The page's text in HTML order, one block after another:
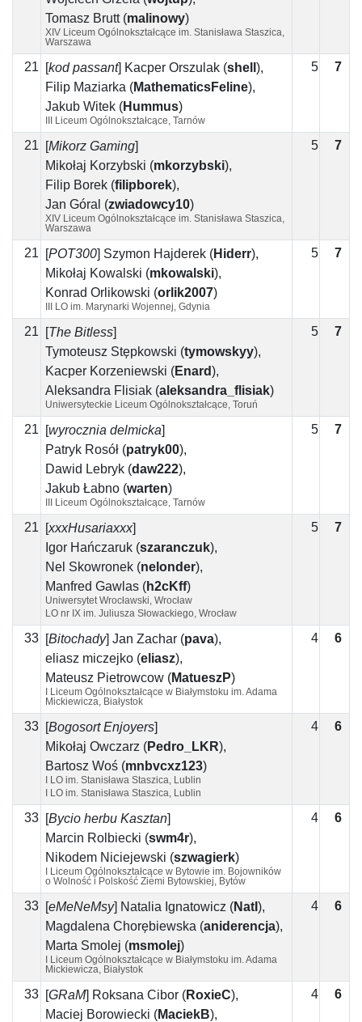
Tomasz Brutt(malinowy)
XIV Liceum Ogólnokształcące im. Stanisława Staszica,
Warszawa
21 [kod passant] Kacper Orszulak (shell ),
Filip Maziarka (MathematicsFeline),
Jakub Witek (Hummus)
III Liceum Ogólnokształcące, Tarnów
5 7
21 [Mikorz Gaming]
Mikołaj Korzybski (mkorzybski),
Filip Borek (filipborek),
Jan Góral (zwiadowcy10)
XIV Liceum Ogólnokształcące im. Stanisława Staszica,
Warszawa
5 7
21 [POT300] Szymon Hajderek (Hiderr),
Mikołaj Kowalski (mkowalski),
Konrad Orlikowski (orlik2007)
III LO im. Marynarki Wojennej, Gdynia
5 7
21 [The Bitless]
Tymoteusz Stępkowski (tymowskyy),
Kacper Korzeniewski (Enard),
Aleksandra Flisiak (aleksandra_flisiak)
Uniwersyteckie Liceum Ogólnokształcące, Toruń
5 7
21 [wyrocznia delmicka]
Patryk Rosół (patryk00),
Dawid Lebryk (daw222),
Jakub Łabno (warten)
III Liceum Ogólnokształcące, Tarnów
5 7
21 [xxxHusariaxxx]
Igor Hańczaruk (szaranczuk),
Nel Skowronek (nelonder),
Manfred Gawlas (h2cKff)
Uniwersytet Wrocławski, Wrocław
LO nr IX im. Juliusza Słowackiego, Wrocław
5 7
33 [Bitochady] Jan Zachar (pava),
eliasz miczejko (eliasz),
Mateusz Pietrowcow (MatueszP)
I Liceum Ogólnokształcące w Białymstoku im. Adama
Mickiewicza, Białystok
4 6
33 [Bogosort Enjoyers]
Mikołaj Owczarz (Pedro_LKR),
Bartosz Woś (mnbvcxz123)
I LO im. Stanisława Staszica, Lublin
I LO im. Stanisława Staszica, Lublin
4 6
33 [Bycio herbu Kasztan]
Marcin Rolbiecki (swm4r),
Nikodem Niciejewski (szwagierk)
I Liceum Ogólnokształcące w Bytowie im. Bojowników
o Wolność i Polskość Ziemi Bytowskiej, Bytów
4 6
33 [eMeNeMsy] Natalia Ignatowicz (NatI ),
Magdalena Chorębiewska (aniderencja),
Marta Smolej (msmolej)
I Liceum Ogólnokształcące w Białymstoku im. Adama
Mickiewicza, Białystok
4 6
33 [GRaM] Roksana Cibor (RoxieC),
Maciej Borowiecki (MaciekB),
4 6